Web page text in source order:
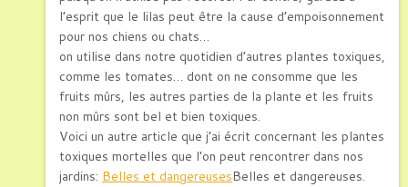
l’esprit que le lilas peut être la cause d’empoisonnement
pour nos chiens ou chats…
on utilise dans notre quotidien d’autres plantes toxiques,
comme les tomates… dont on ne consomme que les
fruits mûrs, les autres parties de la plante et les fruits
non mûrs sont bel et bien toxiques.
Voici un autre article que j’ai écrit concernant les plantes
toxiques mortelles que l’on peut rencontrer dans nos
jardins: Belles et dangereusesBelles et dangereuses.